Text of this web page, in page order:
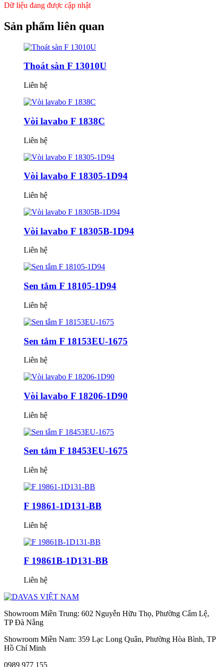
Dữ liệu đang được cập nhật
Sản phẩm liên quan
Thoát sàn F 13010U
Liên hệ
Vòi lavabo F 1838C
Liên hệ
Vòi lavabo F 18305-1D94
Liên hệ
Vòi lavabo F 18305B-1D94
Liên hệ
Sen tắm F 18105-1D94
Liên hệ
Sen tắm F 18153EU-1675
Liên hệ
Vòi lavabo F 18206-1D90
Liên hệ
Sen tắm F 18453EU-1675
Liên hệ
F 19861-1D131-BB
Liên hệ
F 19861B-1D131-BB
Liên hệ
Showroom Miền Trung: 602 Nguyễn Hữu Thọ, Phường Cẩm Lệ,
TP Đà Nẵng
Showroom Miền Nam: 359 Lạc Long Quân, Phường Hòa Bình, TP
Hồ Chí Minh
0989 977 155